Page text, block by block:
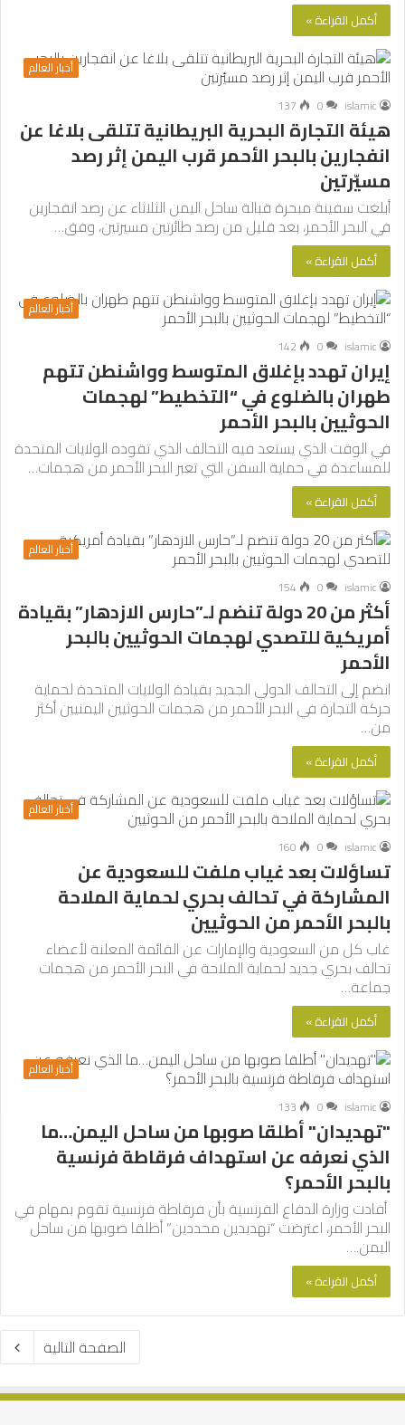
أكمل القراءة »
أخبار العالم
islamic
0
137
هيئة التجارة البحرية البريطانية تتلقى بلاغا عن
انفجارين بالبحر الأحمر قرب اليمن إثر رصد
مسيّرتين
أبلغت سفينة مبحرة قبالة ساحل اليمن الثلاثاء عن رصد انفجارين
في البحر الأحمر، بعد قليل من رصد طائرتين مسيرتين، وفق…
أكمل القراءة »
أخبار العالم
islamic
0
142
إيران تهدد بإغلاق المتوسط وواشنطن تتهم
طهران بالضلوع في “التخطيط” لهجمات
الحوثيين بالبحر الأحمر
في الوقت الذي يستعد فيه التحالف الذي تقوده الولايات المتحدة
للمساعدة في حماية السفن التي تعبر البحر الأحمر من هجمات…
أكمل القراءة »
أخبار العالم
islamic
0
154
أكثر من 20 دولة تنضم لـ”حارس الازدهار” بقيادة
أمريكية للتصدي لهجمات الحوثيين بالبحر
الأحمر
انضم إلى التحالف الدولي الجديد بقيادة الولايات المتحدة لحماية
حركة التجارة في البحر الأحمر من هجمات الحوثيين اليمنيين أكثر
من…
أكمل القراءة »
أخبار العالم
islamic
0
160
تساؤلات بعد غياب ملفت للسعودية عن
المشاركة في تحالف بحري لحماية الملاحة
بالبحر الأحمر من الحوثيين
غاب كل من السعودية والإمارات عن القائمة المعلنة لأعضاء
تحالف بحري جديد لحماية الملاحة في البحر الأحمر من هجمات
جماعة…
أكمل القراءة »
أخبار العالم
islamic
0
133
"تهديدان" أطلقا صوبها من ساحل اليمن…ما
الذي نعرفه عن استهداف فرقاطة فرنسية
بالبحر الأحمر؟
أفادت وزارة الدفاع الفرنسية بأن فرقاطة فرنسية تقوم بمهام في
البحر الأحمر، اعترضت “تهديدين محددين” أطلقا صوبها من ساحل
اليمن.…
أكمل القراءة »
الصفحة التالية